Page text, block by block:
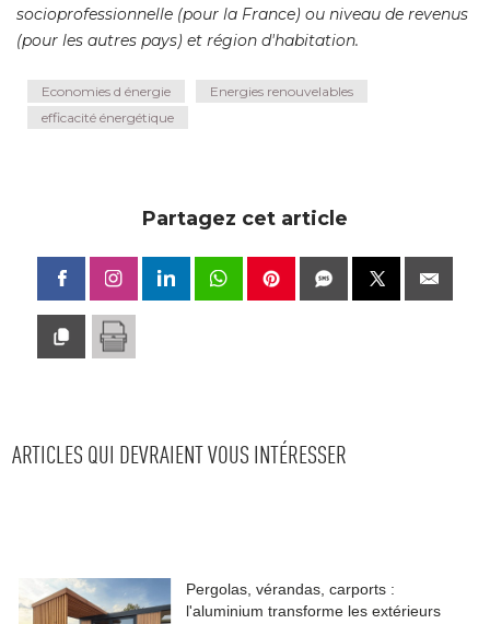
socioprofessionnelle (pour la France) ou niveau de revenus
(pour les autres pays) et région d'habitation.
Economies d énergie
Energies renouvelables
efficacité énergétique
Partagez cet article
ARTICLES QUI DEVRAIENT VOUS INTÉRESSER
Pergolas, vérandas, carports :
l'aluminium transforme les extérieurs